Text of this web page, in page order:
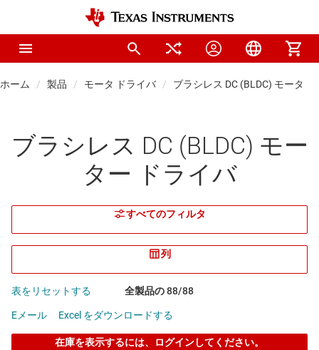
ホーム 製品 モータ ドライバ ブラシレス DC (BLDC) モーター
ブラシレス DC (BLDC) モー
ター ドライバ
すべてのフィルタ
列
表をリセットする 全製品の 88/88
Eメール Excel をダウンロードする
在庫を表示するには、ログインしてください。